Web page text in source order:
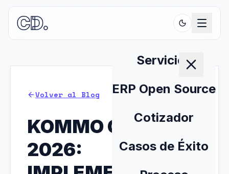
Servicios
ERP Open Source
Cotizador
Casos de Éxito
Volver al Blog
KOMMO CRM EN
2026: